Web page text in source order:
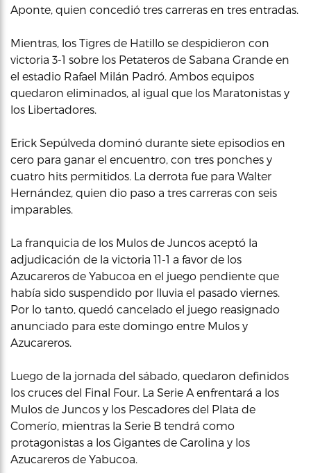
Aponte, quien concedió tres carreras en tres entradas.
Mientras, los Tigres de Hatillo se despidieron con
victoria 3-1 sobre los Petateros de Sabana Grande en
el estadio Rafael Milán Padró. Ambos equipos
quedaron eliminados, al igual que los Maratonistas y
los Libertadores.
Erick Sepúlveda dominó durante siete episodios en
cero para ganar el encuentro, con tres ponches y
cuatro hits permitidos. La derrota fue para Walter
Hernández, quien dio paso a tres carreras con seis
imparables.
La franquicia de los Mulos de Juncos aceptó la
adjudicación de la victoria 11-1 a favor de los
Azucareros de Yabucoa en el juego pendiente que
había sido suspendido por lluvia el pasado viernes.
Por lo tanto, quedó cancelado el juego reasignado
anunciado para este domingo entre Mulos y
Azucareros.
Luego de la jornada del sábado, quedaron definidos
los cruces del Final Four. La Serie A enfrentará a los
Mulos de Juncos y los Pescadores del Plata de
Comerío, mientras la Serie B tendrá como
protagonistas a los Gigantes de Carolina y los
Azucareros de Yabucoa.